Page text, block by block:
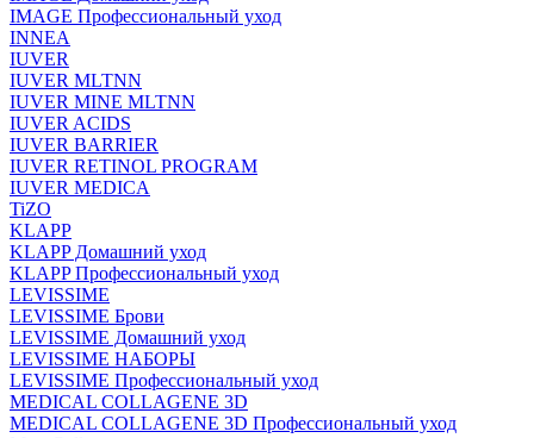
IMAGE Профессиональный уход
INNEA
IUVER
IUVER MLTNN
IUVER MINE MLTNN
IUVER ACIDS
IUVER BARRIER
IUVER RETINOL PROGRAM
IUVER MEDICA
TiZO
KLAPP
KLAPP Домашний уход
KLAPP Профессиональный уход
LEVISSIME
LEVISSIME Брови
LEVISSIME Домашний уход
LEVISSIME НАБОРЫ
LEVISSIME Профессиональный уход
MEDICAL COLLAGENE 3D
MEDICAL COLLAGENE 3D Профессиональный уход